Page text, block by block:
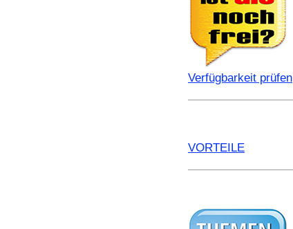
Verfügbarkeit prüfen
VORTEILE